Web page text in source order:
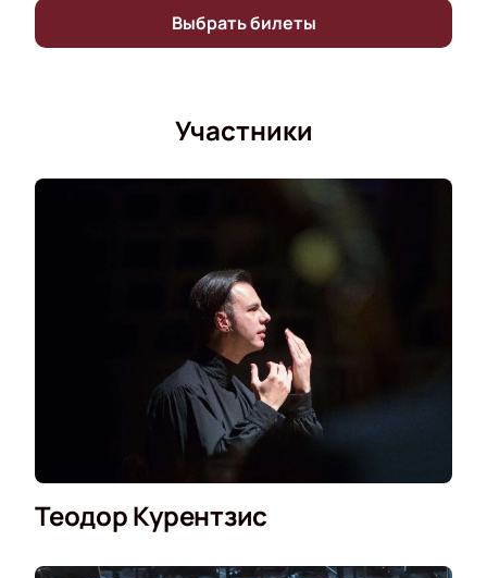
можно уже сейчас. Не упустите возможность стать
частью этого уникального события.
Выбрать билеты
Участники
Теодор Курентзис